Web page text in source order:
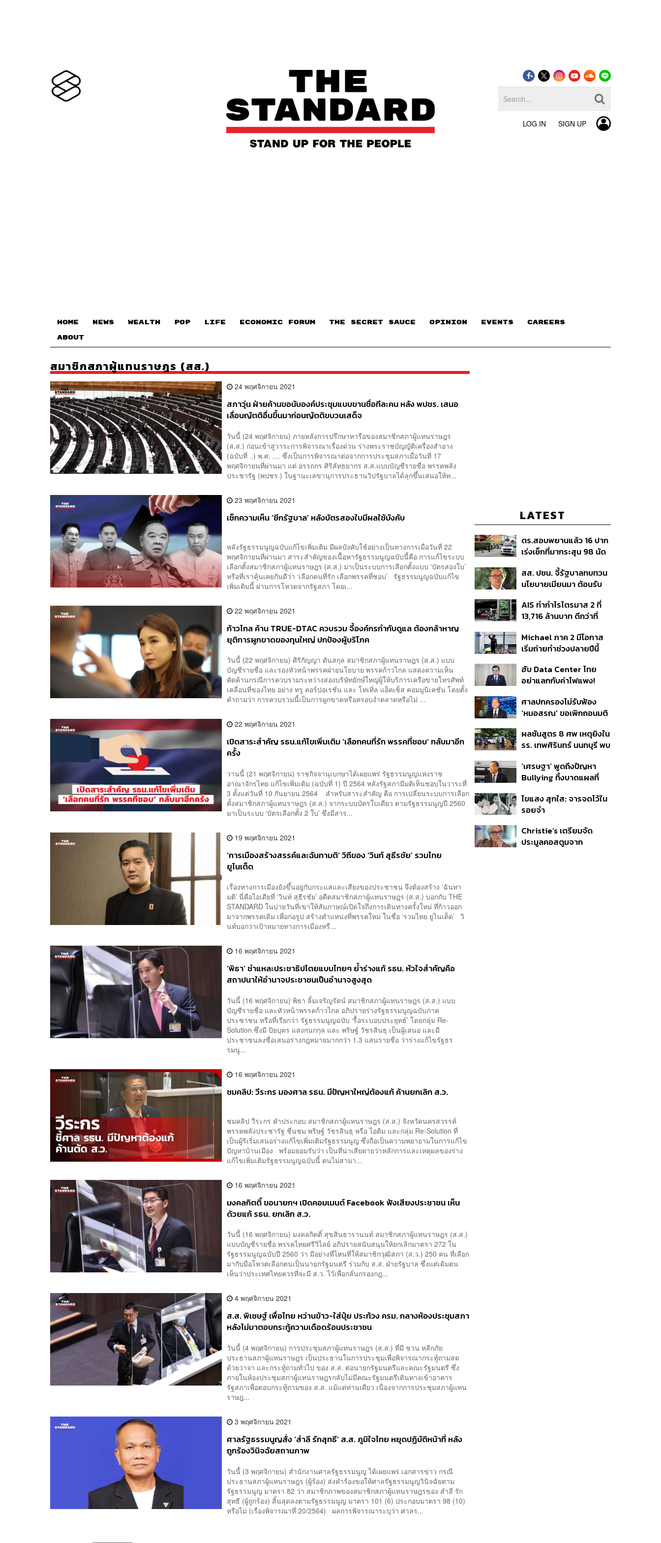
LOG IN SIGN UP
HOME NEWS WEALTH POP LIFE ECONOMIC FORUM THE SECRET SAUCE​ OPINION EVENTS CAREERS
ABOUT
สมาชิกสภาผู้แทนราษฎร (สส.)
24 พฤศจิกายน 2021
สภาวุ่น ฝ่ายค้านขอนับองค์ประชุมแบบขานชื่อทีละคน หลัง พปชร. เสนอ
เลื่อนญัตติอื่นขึ้นมาก่อนญัตติขบวนเสด็จ
วันนี้ (24 พฤศจิกายน) ภายหลังการปรึกษาหารือของสมาชิกสภาผู้แทนราษฎร
(ส.ส.) ก่อนเข้าสู่วาระการพิจารณาเรื่องด่วน ร่างพระราชบัญญัติเครื่องสำอาง
(ฉบับที่ ..) พ.ศ. .... ซึ่งเป็นการพิจารณาต่อจากการประชุมสภาเมื่อวันที่ 17
พฤศจิกายนที่ผ่านมา แต่ อรรถกร ศิริลัทธยากร ส.ส.แบบบัญชีรายชื่อ พรรคพลัง
ประชารัฐ (พปชร.) ในฐานะเลขานุการประธานวิปรัฐบาลได้ลุกขึ้นเสนอให้ท...
23 พฤศจิกายน 2021
เช็กความเห็น ‘ซีกรัฐบาล’ หลังบัตรสองใบมีผลใช้บังคับ
หลังรัฐธรรมนูญฉบับแก้ไขเพิ่มเติม มีผลบังคับใช้อย่างเป็นทางการเมื่อวันที่ 22
พฤศจิกายนที่ผ่านมา สาระสำคัญของเนื้อหารัฐธรรมนูญฉบับนี้คือ การแก้ไขระบบ
เลือกตั้งสมาชิกสภาผู้แทนราษฎร (ส.ส.) มาเป็นระบบการเลือกตั้งแบบ ‘บัตรสองใบ’
หรือที่เราคุ้นเคยกันดีว่า ‘เลือกคนที่รัก เลือกพรรคที่ชอบ’ รัฐธรรมนูญฉบับแก้ไข
เพิ่มเติมนี้ ผ่านการโหวตจากรัฐสภา โดยเ...
22 พฤศจิกายน 2021
ก้าวไกล ค้าน TRUE-DTAC ควบรวม จี้องค์กรกำกับดูแล ต้องกล้าหาญ
ยุติการผูกขาดของทุนใหญ่ ปกป้องผู้บริโภค
วันนี้ (22 พฤศจิกายน) ศิริกัญญา ตันสกุล สมาชิกสภาผู้แทนราษฎร (ส.ส.) แบบ
บัญชีรายชื่อ และรองหัวหน้าพรรคฝ่ายนโยบาย พรรคก้าวไกล แสดงความเห็น
คัดค้านกรณีการควบรวมระหว่างสองบริษัทยักษ์ใหญ่ผู้ให้บริการเครือข่ายโทรศัพท์
เคลื่อนที่ของไทย อย่าง ทรู คอร์ปอเรชั่น และ โทเทิ่ล แอ็คเซ็ส คอมมูนิเคชั่น โดยตั้ง
คำถามว่า การควบรวมนี้เป็นการผูกขาดหรือครอบงำตลาดหรือไม่ ...
22 พฤศจิกายน 2021
เปิดสาระสำคัญ รธน.แก้ไขเพิ่มเติม ‘เลือกคนที่รัก พรรคที่ชอบ’ กลับมาอีก
ครั้ง
วานนี้ (21 พฤศจิกายน) ราชกิจจานุเบกษาได้เผยแพร่ รัฐธรรมนูญแห่งราช
อาณาจักรไทย แก้ไขเพิ่มเติม (ฉบับที่ 1) ปี 2564 หลังรัฐสภามีมติเห็นชอบในวาระที่
3 ตั้งแต่วันที่ 10 กันยายน 2564 สำหรับสาระสำคัญ คือ การเปลี่ยนระบบการเลือก
ตั้งสมาชิกสภาผู้แทนราษฎร (ส.ส.) จากระบบบัตรใบเดียว ตามรัฐธรรมนูญปี 2560
มาเป็นระบบ ‘บัตรเลือกตั้ง 2 ใบ’ ซึ่งมีสาร...
19 พฤศจิกายน 2021
‘การเมืองสร้างสรรค์และฉันทามติ’ วิถีของ ‘วินท์ สุธีรชัย’ รวมไทย
ยูไนเต็ด
เรื่องทางการเมืองยังขึ้นอยู่กับกระแสและเสียงของประชาชน จึงต้องสร้าง ‘ฉันทา
มติ’ นี่คือไอเดียที่ ‘วินท์ สุธีรชัย’ อดีตสมาชิกสภาผู้แทนราษฎร (ส.ส.) บอกกับ THE
STANDARD ในบ่ายวันที่เขาให้สัมภาษณ์เปิดใจถึงการเดินทางครั้งใหม่ ที่ก้าวออก
มาจากพรรคเดิม เพื่อก่อรูป สร้างตำแหน่งที่พรรคใหม่ ในชื่อ ‘รวมไทย ยูไนเต็ด’ วิ
นท์บอกว่าเป้าหมายทางการเมืองหรื...
16 พฤศจิกายน 2021
‘พิธา’ ชำแหละประชาธิปไตยแบบไทยๆ ย้ำร่างแก้ รธน. หัวใจสำคัญคือ
สถาปนาให้อำนาจประชาชนเป็นอำนาจสูงสุด
วันนี้ (16 พฤศจิกายน) พิธา ลิ้มเจริญรัตน์ สมาชิกสภาผู้แทนราษฎร (ส.ส.) แบบ
บัญชีรายชื่อ และหัวหน้าพรรคก้าวไกล อภิปรายร่างรัฐธรรมนูญฉบับภาค
ประชาชน หรือที่เรียกว่า รัฐธรรมนูญฉบับ ‘รื้อระบอบประยุทธ์’ โดยกลุ่ม Re-
Solution ซึ่งมี ปิยบุตร แสงกนกกุล และ พริษฐ์ วัชรสินธุ เป็นผู้เสนอ และมี
ประชาชนลงชื่อเสนอร่างกฎหมายมากกว่า 1.3 แสนรายชื่อ ว่าร่างแก้ไขรัฐธร
รมนู...
16 พฤศจิกายน 2021
ชมคลิป: วีระกร มองศาล รธน. มีปัญหาใหญ่ต้องแก้ ค้านยกเลิก ส.ว.
ชมคลิป วีระกร คำประกอบ สมาชิกสภาผู้แทนราษฎร (ส.ส.) จังหวัดนครสวรรค์
พรรคพลังประชารัฐ ชื่นชม พริษฐ์ วัชรสินธุ หรือ ไอติม และกลุ่ม Re-Solution ที่
เป็นผู้ริเริ่มเสนอร่างแก้ไขเพิ่มเติมรัฐธรรมนูญ ซึ่งถือเป็นความพยายามในการแก้ไข
ปัญหาบ้านเมือง พร้อมยอมรับว่า เป็นที่น่าเสียดายว่าหลักการและเหตุผลของร่าง
แก้ไขเพิ่มเติมรัฐธรรมนูญฉบับนี้ ตนไม่สามา...
16 พฤศจิกายน 2021
มงคลกิตติ์ ขอนายกฯ เปิดคอมเมนต์ Facebook ฟังเสียงประชาชน เห็น
ด้วยแก้ รธน. ยกเลิก ส.ว.
วันนี้ (16 พฤศจิกายน) มงคลกิตติ์ สุขสินธารานนท์ สมาชิกสภาผู้แทนราษฎร (ส.ส.)
แบบบัญชีรายชื่อ พรรคไทยศรีวิไลย์ อภิปรายสนับสนุนให้ยกเลิกมาตรา 272 ใน
รัฐธรรมนูญฉบับปี 2560 ว่า มีอย่างที่ไหนที่ให้สมาชิกวุฒิสภา (ส.ว.) 250 คน ที่เลือก
มากับมือโหวตเลือกตนเป็นนายกรัฐมนตรี ร่วมกับ ส.ส. ฝ่ายรัฐบาล ซึ่งแต่เดิมตน
เห็นว่าประเทศไทยควรที่จะมี ส.ว. ไว้เพื่อกลั่นกรองกฎ...
4 พฤศจิกายน 2021
ส.ส. พิเชษฐ์ เพื่อไทย หว่านข้าว-ใส่ปุ๋ย ประท้วง ครม. กลางห้องประชุมสภา
หลังไม่มาตอบกระทู้ความเดือดร้อนประชาชน
วันนี้ (4 พฤศจิกายน) การประชุมสภาผู้แทนราษฎร (ส.ส.) ที่มี ชวน หลีกภัย
ประธานสภาผู้แทนราษฎร เป็นประธานในการประชุมเพื่อพิจารณากระทู้ถามสด
ด้วยวาจา และกระทู้ถามทั่วไป ของ ส.ส. ต่อนายกรัฐมนตรีและคณะรัฐมนตรี ซึ่ง
ภายในห้องประชุมสภาผู้แทนราษฎรกลับไม่มีคณะรัฐมนตรีเดินทางเข้าอาคาร
รัฐสภาเพื่อตอบกระทู้ถามของ ส.ส. แม้แต่ท่านเดียว เนื่องจากการประชุมสภาผู้แทน
ราษฎ...
3 พฤศจิกายน 2021
ศาลรัฐธรรมนูญสั่ง ‘สำลี รักสุทธี’ ส.ส. ภูมิใจไทย หยุดปฏิบัติหน้าที่ หลัง
ถูกร้องวินิจฉัยสถานภาพ
วันนี้ (3 พฤศจิกายน) สำนักงานศาลรัฐธรรมนูญ ได้เผยแพร่ เอกสารข่าว กรณี
ประธานสภาผู้แทนราษฎร (ผู้ร้อง) ส่งคำร้องขอให้ศาลรัฐธรรมนูญวินิจฉัยตาม
รัฐธรรมนูญ มาตรา 82 ว่า สมาชิกภาพของสมาชิกสภาผู้แทนราษฎรของ สำลี รัก
สุทธี (ผู้ถูกร้อง) สิ้นสุดลงตามรัฐธรรมนูญ มาตรา 101 (6) ประกอบมาตรา 98 (10)
หรือไม่ (เรื่องพิจารณาที่ 20/2564) ผลการพิจารณาระบุว่า ศาลร...
LATEST
ตร.สอบพยานแล้ว 16 ปาก
เร่งเช็กที่มากระสุน 98 นัด
ปากคำ
สส. ปชน. จี้รัฐบาลทบทวน
นโยบายเมียนมา ต้อนรับ
สัญญาว่างเปล่า
AIS ทำกำไรไตรมาส 2 ที่
13,716 ล้านบาท ดีกว่าที่
เท่าเดิม เน็ตบ้านโตแรงสุด
7.9%
Michael ภาค 2 มีโอกาส
เริ่มถ่ายทำช่วงปลายปีนี้
ฮับ Data Center ไทย
อย่าแลกกับค่าไฟแพง!
รัฐต้องคุมต้นทุนน้ำ-ไฟ
ศาลปกครองไม่รับฟ้อง
‘หมอสรณ’ ขอเพิกถอนมติ
เดือดร้อนเสียหาย
ผลชันสูตร 8 ศพ เหตุยิงใน
รร. เทพศิรินทร์ นนทบุรี พบ
‘ศีรษะ-หน้าอก’ ครูถูกยิง 4
นัด จากระยะไกล
‘เศรษฐา’ พูดถึงปัญหา
Bullying ทิ้งบาดแผลที่
รับฟัง-ช่วยเด็กให้เร็ว
ไขแสง สุกใส: จารจดไว้ใน
รอยจำ
Christie’s เตรียมจัด
ประมูลคอสตูมจาก